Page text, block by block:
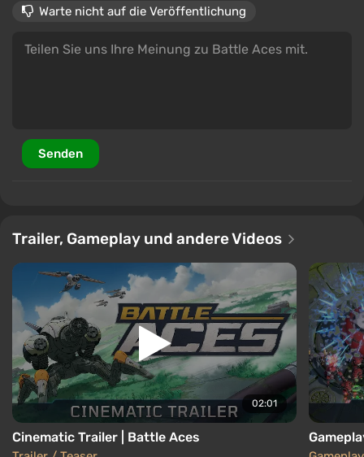
Warte nicht auf die Veröffentlichung
Senden
Trailer, Gameplay und andere Videos
02:01
Cinematic Trailer | Battle Aces